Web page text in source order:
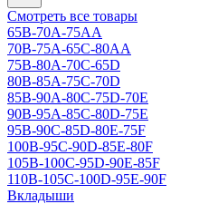
Смотреть все товары
65B-70A-75АА
70В-75А-65С-80АА
75В-80А-70С-65D
80В-85А-75С-70D
85В-90А-80С-75D-70E
90B-95A-85C-80D-75E
95B-90C-85D-80E-75F
100B-95C-90D-85E-80F
105B-100C-95D-90E-85F
110B-105C-100D-95E-90F
Вкладыши